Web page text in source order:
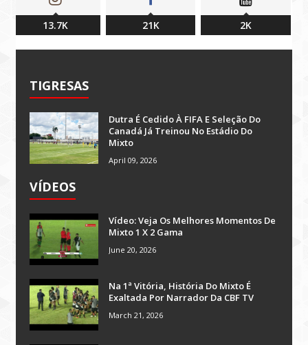
13.7K 21K 2K
TIGRESAS
Dutra É Cedido À FIFA E Seleção Do
Canadá Já Treinou No Estádio Do
Mixto
April 09, 2026
VÍDEOS
Vídeo: Veja Os Melhores Momentos De
Mixto 1 X 2 Gama
June 20, 2026
Na 1ª Vitória, História Do Mixto É
Exaltada Por Narrador Da CBF TV
March 21, 2026